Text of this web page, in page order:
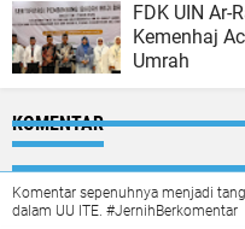
FDK UIN Ar-
Kemenhaj
Umrah
KOMENTAR
Komentar sepenuhnya menjadi
dalam UU ITE. #JernihBerkomentar